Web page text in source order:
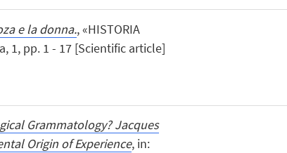
e la donna., «HISTORIA
1, pp. 1 - 17 [Scientific article]
Grammatology? Jacques
Origin of Experience, in: